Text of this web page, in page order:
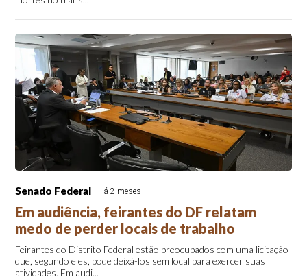
Senado Federal Há 2 meses
Em audiência, feirantes do DF relatam
medo de perder locais de trabalho
Feirantes do Distrito Federal estão preocupados com uma licitação
que, segundo eles, pode deixá-los sem local para exercer suas
atividades. Em audi...